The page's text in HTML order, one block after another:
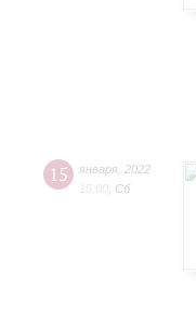
15 января 2022
15:00 Сб